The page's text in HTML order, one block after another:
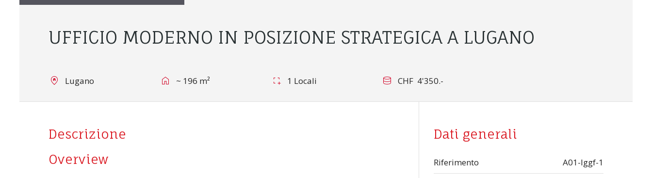
UFFICIO MODERNO IN POSIZIONE STRATEGICA A LUGANO
Lugano ~ 196 m² 1 Locali CHF 4'350.-
Descrizione
Overview
Dati generali
Riferimento
A01-lggf-1